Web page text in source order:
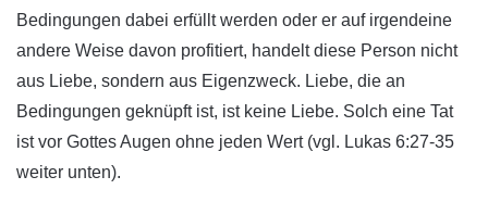
Bedingungen dabei erfüllt werden oder er auf irgendeine
andere Weise davon profitiert, handelt diese Person nicht
aus Liebe, sondern aus Eigenzweck. Liebe, die an
Bedingungen geknüpft ist, ist keine Liebe. Solch eine Tat
ist vor Gottes Augen ohne jeden Wert (vgl. Lukas 6:27-35
weiter unten).